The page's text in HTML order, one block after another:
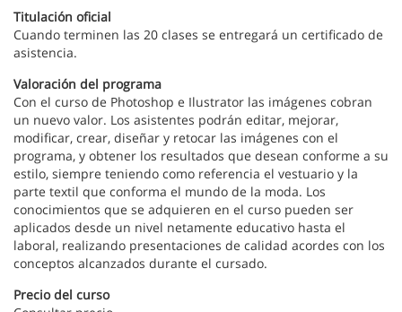
Titulación oficial
Cuando terminen las 20 clases se entregará un certificado de
asistencia.
Valoración del programa
Con el curso de Photoshop e Ilustrator las imágenes cobran
un nuevo valor. Los asistentes podrán editar, mejorar,
modificar, crear, diseñar y retocar las imágenes con el
programa, y obtener los resultados que desean conforme a su
estilo, siempre teniendo como referencia el vestuario y la
parte textil que conforma el mundo de la moda. Los
conocimientos que se adquieren en el curso pueden ser
aplicados desde un nivel netamente educativo hasta el
laboral, realizando presentaciones de calidad acordes con los
conceptos alcanzados durante el cursado.
Precio del curso